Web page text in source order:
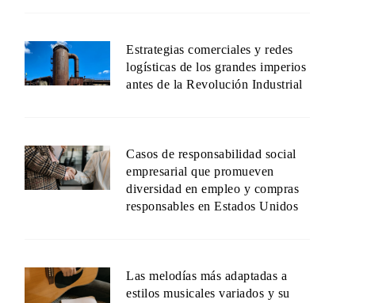
Estrategias comerciales y redes
logísticas de los grandes imperios
antes de la Revolución Industrial
Casos de responsabilidad social
empresarial que promueven
diversidad en empleo y compras
responsables en Estados Unidos
Las melodías más adaptadas a
estilos musicales variados y su